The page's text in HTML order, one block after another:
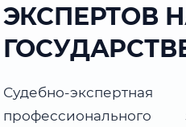
ЭКСПЕРТОВ
Судебно-